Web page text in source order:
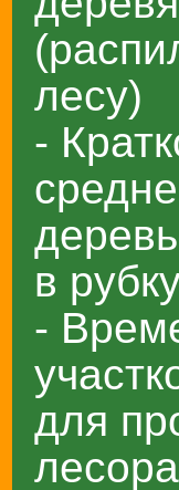
лесу)
-
в
-
для